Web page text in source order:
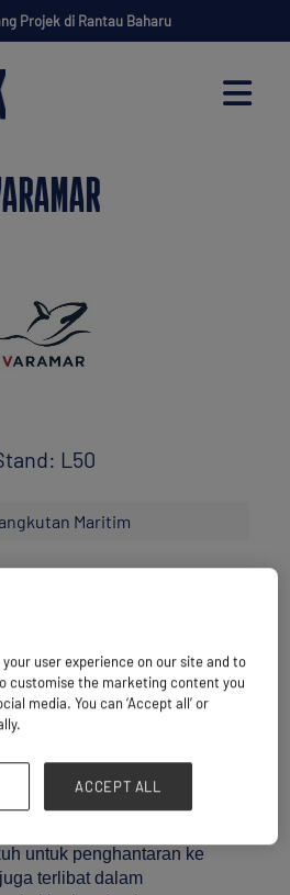
Projek di Rantau Baharu
L50
Maritim
pukal pecah, berat &
Selama lebih sedekad,
penyelesaian
kilang, turbin angin,
juga stadium yang telah
kaedah kami sendiri
untuk penghantaran ke
terlibat dalam
user experience on our site and to
customise the marketing content you
media. You can ‘Accept all’ or
ACCEPT ALL